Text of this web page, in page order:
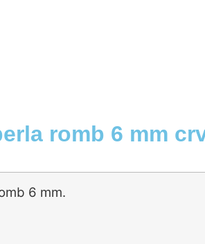
romb 6 mm
6 mm.